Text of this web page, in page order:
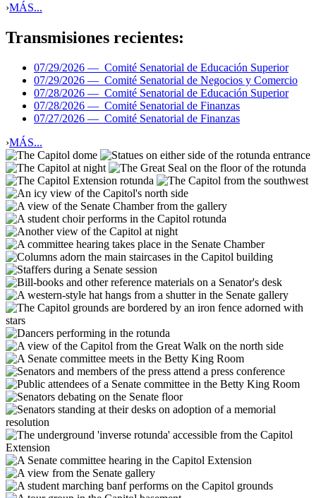
›MÁS...
Transmisiones recientes:
07/29/2026 — Comité Senatorial de Educación Superior
07/29/2026 — Comité Senatorial de Negocios y Comercio
07/28/2026 — Comité Senatorial de Educación Superior
07/28/2026 — Comité Senatorial de Finanzas
07/27/2026 — Comité Senatorial de Finanzas
›MÁS...